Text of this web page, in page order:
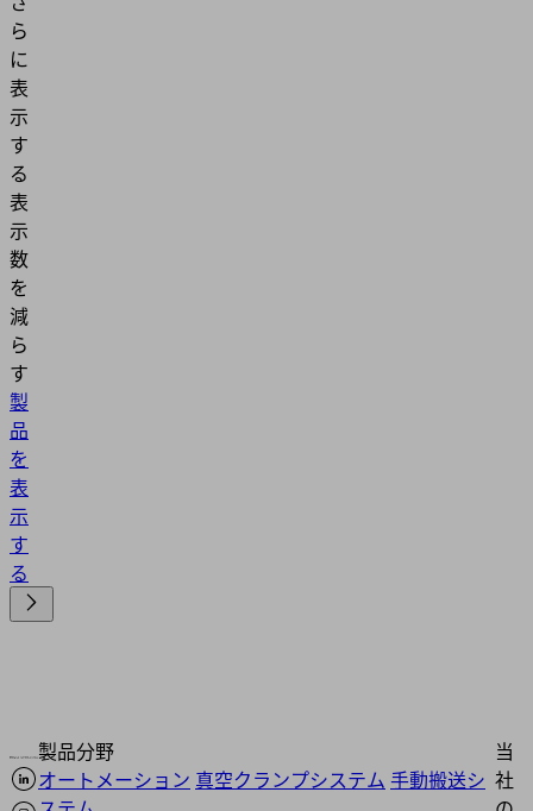
ら
に
表
示
す
る
表
示
数
を
減
ら
す
製
品
を
表
示
す
る
製品分野
オートメーション 真空クランプシステム 手動搬送シ
当
社